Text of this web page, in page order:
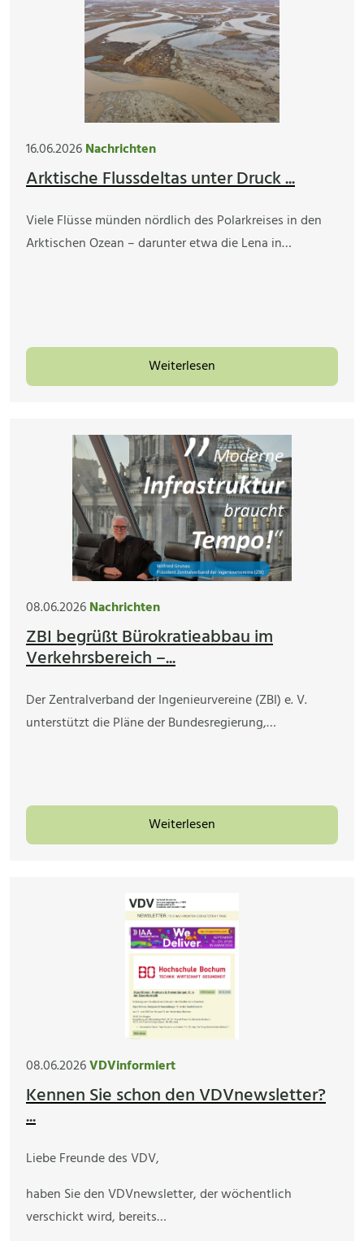
16.06.2026Nachrichten
Arktische Flussdeltas unter Druck ...
Viele Flüsse münden nördlich des Polarkreises in den
Arktischen Ozean – darunter etwa die Lena in…
Weiterlesen
08.06.2026Nachrichten
ZBI begrüßt Bürokratieabbau im
Verkehrsbereich –...
Der Zentralverband der Ingenieurvereine (ZBI) e. V.
unterstützt die Pläne der Bundesregierung,…
Weiterlesen
08.06.2026VDVinformiert
Kennen Sie schon den VDVnewsletter?
...
Liebe Freunde des VDV,
haben Sie den VDVnewsletter, der wöchentlich
verschickt wird, bereits…